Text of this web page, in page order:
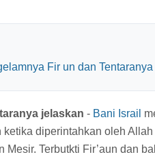
Fir un dan Tentaranya
jelaskan - Bani Israil
diperintahkan oleh
Terbutkti Fir’aun dan